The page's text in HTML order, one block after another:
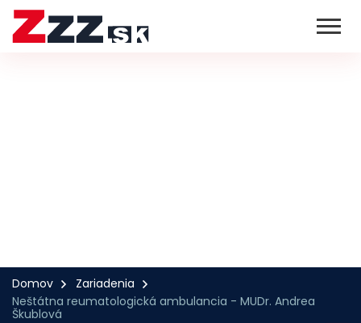
Domov
Zariadenia
Neštátna reumatologická ambulancia - MUDr. Andrea
Škublová